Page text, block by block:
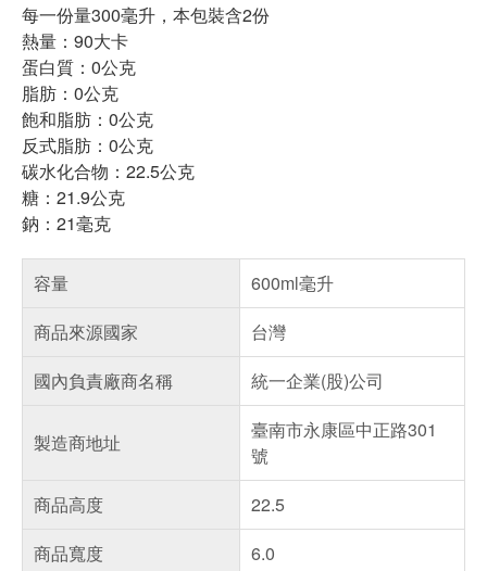
每一份量300毫升，本包裝含2份
熱量：90大卡
蛋白質：0公克
脂肪：0公克
飽和脂肪：0公克
反式脂肪：0公克
碳水化合物：22.5公克
糖：21.9公克
鈉：21毫克
容量
600ml毫升
商品來源國家
台灣
國內負責廠商名稱
統一企業(股)公司
製造商地址
臺南市永康區中正路301
號
商品高度
22.5
商品寬度
6.0